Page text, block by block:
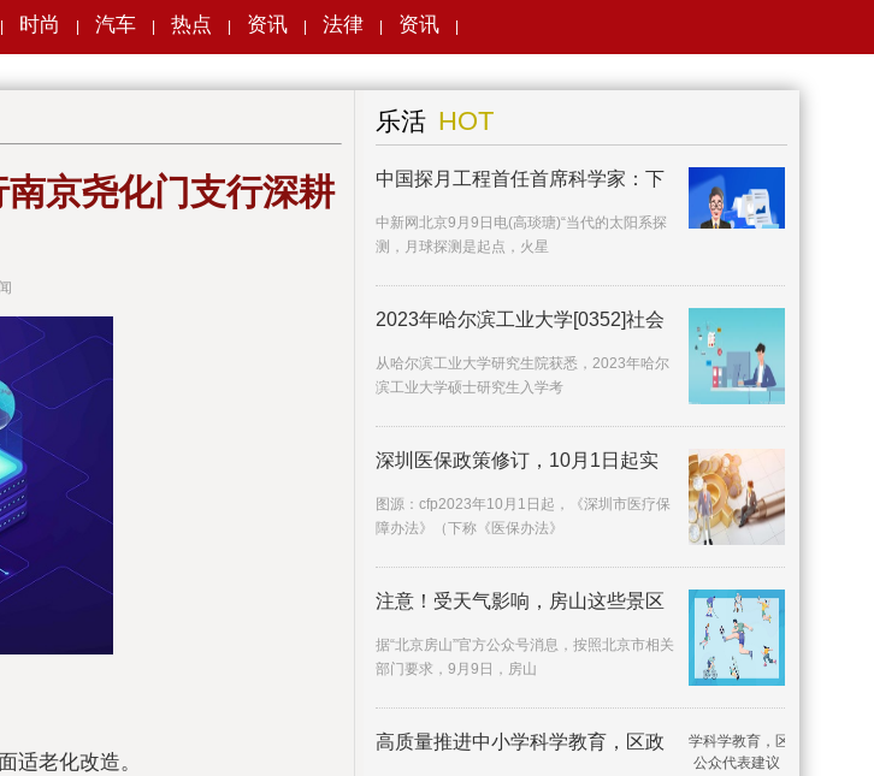
时尚 汽车 热点 资讯 法律 资讯
京尧化门支行深耕
适老化改造。
乐活 HOT
中国探月工程首任首席科学家：下
中新网北京9月9日电(高琰瑭)“当代的太阳系探
测，月球探测是起点，火星
2023年哈尔滨工业大学[0352]社会
从哈尔滨工业大学研究生院获悉，2023年哈尔
滨工业大学硕士研究生入学考
深圳医保政策修订，10月1日起实
图源：cfp2023年10月1日起，《深圳市医疗保
障办法》（下称《医保办法》
注意！受天气影响，房山这些景区
据“北京房山”官方公众号消息，按照北京市相关
部门要求，9月9日，房山
高质量推进中小学科学教育，区政